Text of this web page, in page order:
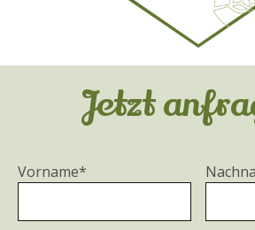
Jetzt
Vorname*